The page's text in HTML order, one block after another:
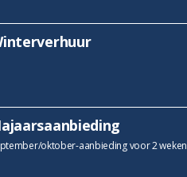
oktober-aanbieding voor 2 weken